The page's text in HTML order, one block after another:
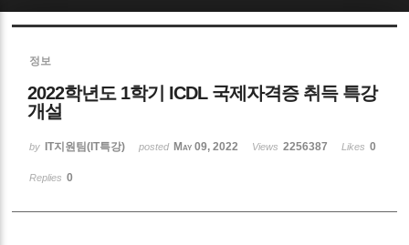
정보
2022학년도 1학기 ICDL 국제자격증 취득 특강
개설
by IT지원팀(IT특강) posted May 09, 2022 Views 2256387 Likes 0
Replies 0
Sketchbook5, 스케치북5
Sketchbook5, 스케치북5